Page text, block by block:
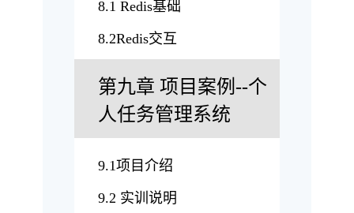
8.1 Redis基础
8.2Redis交互
第九章 项目案例--个
人任务管理系统
9.1项目介绍
9.2 实训说明